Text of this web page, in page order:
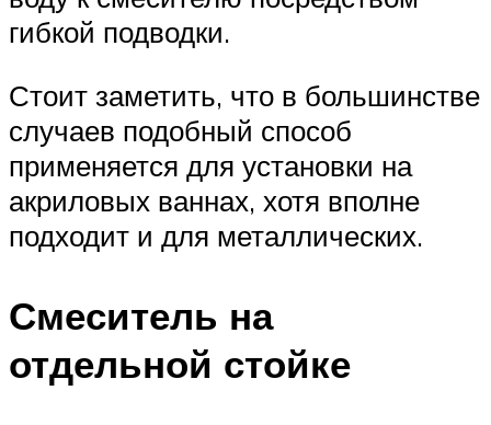
гибкой подводки.
Стоит заметить, что в большинстве
случаев подобный способ
применяется для установки на
акриловых ваннах, хотя вполне
подходит и для металлических.
Смеситель на
отдельной стойке